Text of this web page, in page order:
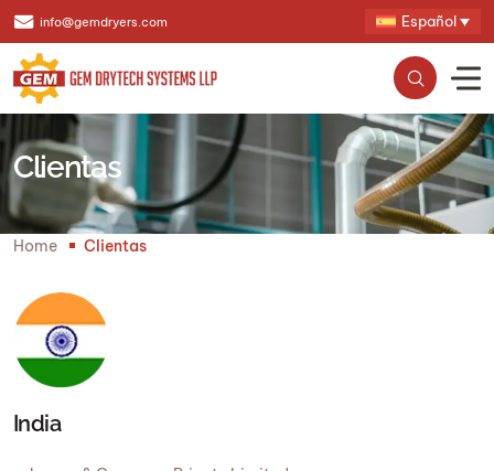
info@gemdryers.com Español
Clientas
Home Clientas
India